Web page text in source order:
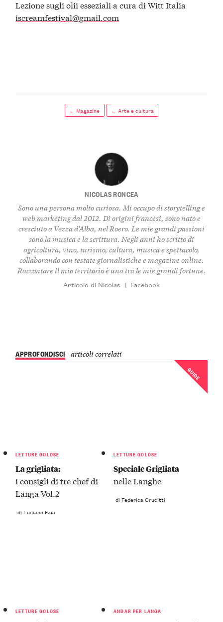
Lezione sugli olii esseziali a cura di Witt Italia
iscreamfestival@gmail.com
← Magazine ← Arte e cultura
NICOLAS RONCEA
Sono una persona molto curiosa. Mi occupo di storytelling e
web marketing dal 2012. Di origini francesi, sono nato e
cresciuto a Vezza d’Alba, nel Roero. Le mie grandi passioni
sono la musica e la scrittura. Negli anni ho scritto di
agricoltura, vino, turismo, cultura, musica e spettacolo,
collaborando con testate giornalistiche e magazine online.
Raccontare il mio territorio è una tra le mie grandi fortune.
Articolo di Nicolas | Facebook
APPROFONDISCI articoli correlati
LETTURE GOLOSE
La grigliata:
i consigli di tre chef di
Langa Vol.2
di Luciano Faia
GUIDE
LETTURE GOLOSE
Speciale Grigliata
nelle Langhe
di Federica Crucitti
LETTURE GOLOSE ANDAR PER LANGA